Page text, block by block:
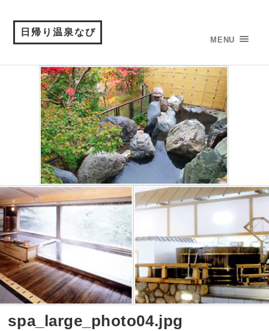
日帰り温泉なび
MENU
spa_large_photo04.jpg